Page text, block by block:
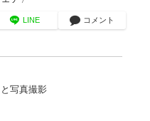
LINE コメント
写真撮影